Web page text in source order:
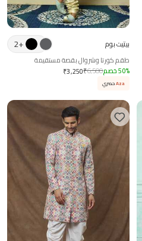
بيتيت بوم +
2
طقم كورتا وشروال بقصة مستقيمة
₹3,250₹6,500 50% خصم
Azaحصري